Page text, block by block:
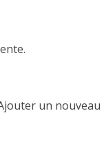
un nouveau